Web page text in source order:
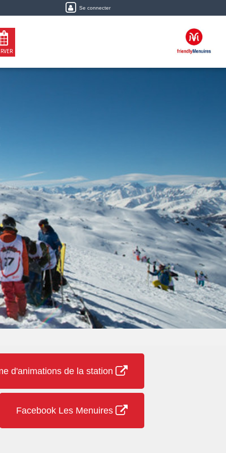
Se connecter
d'animations de la station
Facebook Les Menuires